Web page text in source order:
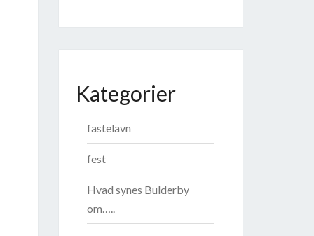
Kategorier
fastelavn
fest
Hvad synes Bulderby
om…..